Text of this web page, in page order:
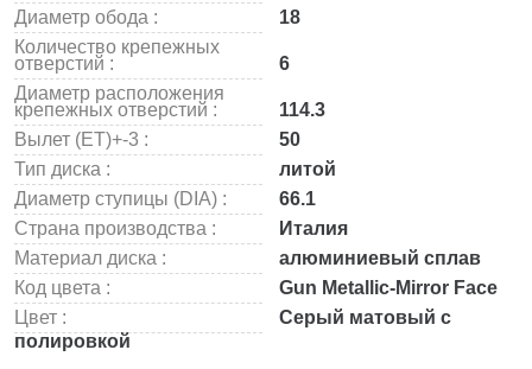
Диаметр обода :
18
Количество крепежных
отверстий :
6
Диаметр расположения
крепежных отверстий :
114.3
Вылет (ET)+-3 :
50
Тип диска :
литой
Диаметр ступицы (DIA) :
66.1
Страна производства :
Италия
Материал диска :
алюминиевый сплав
Код цвета :
Gun Metallic-Mirror Face
Цвет :
Серый матовый с
полировкой